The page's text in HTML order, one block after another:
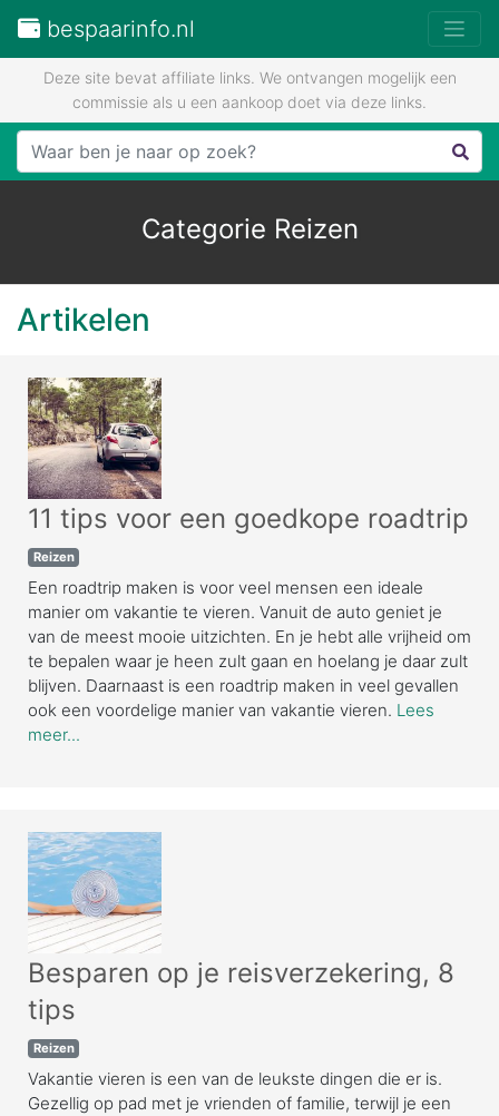
bespaarinfo.nl
Deze site bevat affiliate links. We ontvangen mogelijk een
commissie als u een aankoop doet via deze links.
Categorie Reizen
Artikelen
11 tips voor een goedkope roadtrip
Reizen
Een roadtrip maken is voor veel mensen een ideale
manier om vakantie te vieren. Vanuit de auto geniet je
van de meest mooie uitzichten. En je hebt alle vrijheid om
te bepalen waar je heen zult gaan en hoelang je daar zult
blijven. Daarnaast is een roadtrip maken in veel gevallen
ook een voordelige manier van vakantie vieren. Lees
meer...
Besparen op je reisverzekering, 8
tips
Reizen
Vakantie vieren is een van de leukste dingen die er is.
Gezellig op pad met je vrienden of familie, terwijl je een